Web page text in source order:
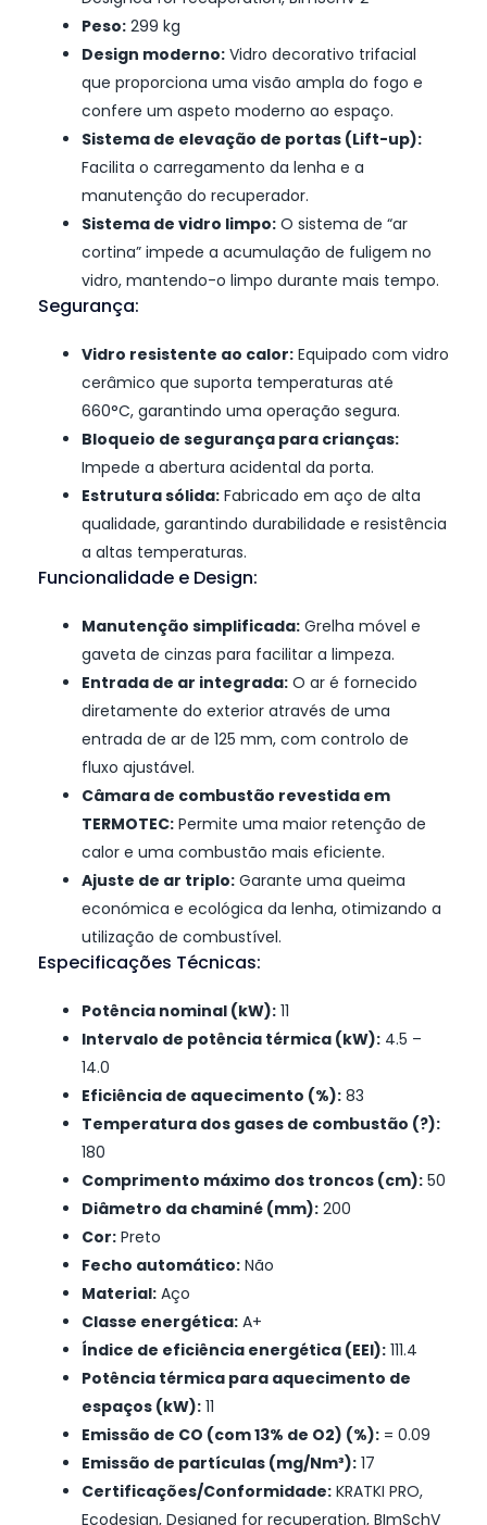
Peso: 299 kg
Design moderno: Vidro decorativo trifacial
que proporciona uma visão ampla do fogo e
confere um aspeto moderno ao espaço.
Sistema de elevação de portas (Lift-up):
Facilita o carregamento da lenha e a
manutenção do recuperador.
Sistema de vidro limpo: O sistema de “ar
cortina” impede a acumulação de fuligem no
vidro, mantendo-o limpo durante mais tempo.
Segurança:
Vidro resistente ao calor: Equipado com vidro
cerâmico que suporta temperaturas até
660°C, garantindo uma operação segura.
Bloqueio de segurança para crianças:
Impede a abertura acidental da porta.
Estrutura sólida: Fabricado em aço de alta
qualidade, garantindo durabilidade e resistência
a altas temperaturas.
Funcionalidade e Design:
Manutenção simplificada: Grelha móvel e
gaveta de cinzas para facilitar a limpeza.
Entrada de ar integrada: O ar é fornecido
diretamente do exterior através de uma
entrada de ar de 125 mm, com controlo de
fluxo ajustável.
Câmara de combustão revestida em
TERMOTEC: Permite uma maior retenção de
calor e uma combustão mais eficiente.
Ajuste de ar triplo: Garante uma queima
económica e ecológica da lenha, otimizando a
utilização de combustível.
Especificações Técnicas:
Potência nominal (kW): 11
Intervalo de potência térmica (kW): 4.5 –
14.0
Eficiência de aquecimento (%): 83
Temperatura dos gases de combustão (?):
180
Comprimento máximo dos troncos (cm): 50
Diâmetro da chaminé (mm): 200
Cor: Preto
Fecho automático: Não
Material: Aço
Classe energética: A+
Índice de eficiência energética (EEI): 111.4
Potência térmica para aquecimento de
espaços (kW): 11
Emissão de CO (com 13% de O2) (%): = 0.09
Emissão de partículas (mg/Nm³): 17
Certificações/Conformidade: KRATKI PRO,
Ecodesign, Designed for recuperation, BImSchV